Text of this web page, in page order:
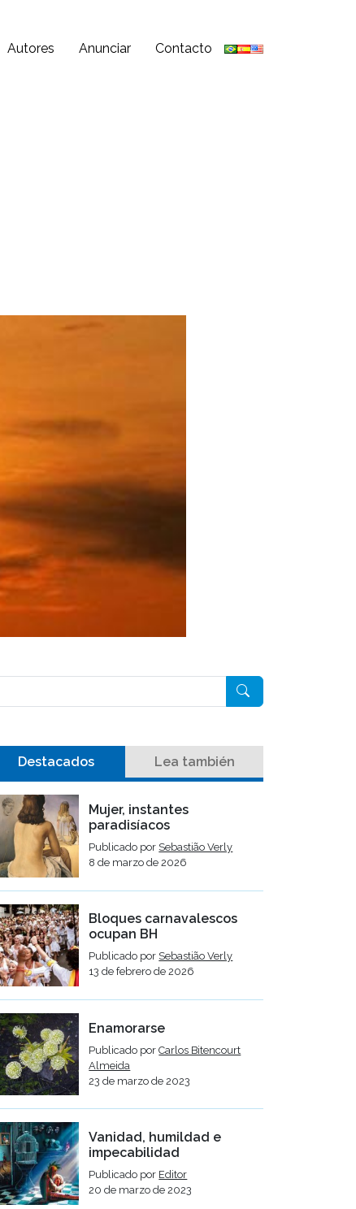
Autores Anunciar Contacto
Destacados Lea también
Mujer, instantes
paradisíacos
Publicado por Sebastião Verly
8 de marzo de 2026
Bloques carnavalescos
ocupan BH
Publicado por Sebastião Verly
13 de febrero de 2026
Enamorarse
Publicado porCarlos Bitencourt
Almeida
23 de marzo de 2023
Vanidad, humildad e
impecabilidad
Publicado por Editor
20 de marzo de 2023